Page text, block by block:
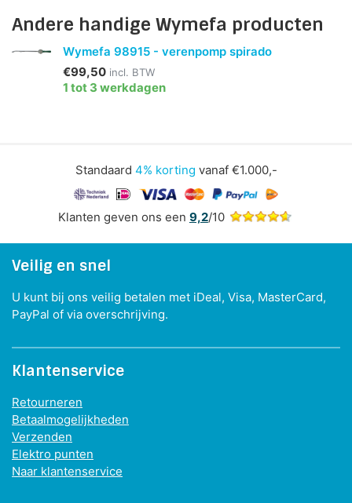
Andere handige Wymefa producten
Wymefa 98915 - verenpomp spirado
€99,50 incl. BTW
1 tot 3 werkdagen
Standaard 4% korting vanaf €1.000,-
Klanten geven ons een 9,2/10
Veilig en snel
U kunt bij ons veilig betalen met iDeal, Visa, MasterCard,
PayPal of via overschrijving.
Klantenservice
Retourneren
Betaalmogelijkheden
Verzenden
Elektro punten
Naar klantenservice